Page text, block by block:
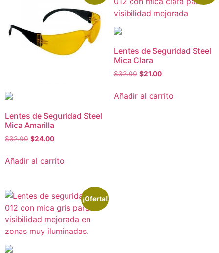
Lentes de Seguridad Steel
Mica Amarilla
$32.00 $24.00
Añadir al carrito
Lentes de Seguridad Steel
Mica Clara
$32.00 $21.00
Añadir al carrito
¡Oferta!